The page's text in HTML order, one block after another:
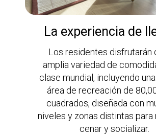
La experiencia de
Los residentes disfrutarán
amplia variedad de
clase mundial, incluyendo
área de recreación de
cuadrados, diseñada con
niveles y zonas distintas para
cenar y socializar.